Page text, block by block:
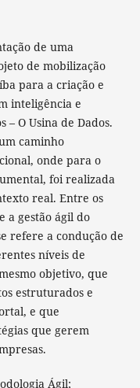
de uma
de mobilização
para a criação e
inteligência e
– O Usina de Dados.
caminho
onde para o
foi realizada
real. Entre os
a gestão ágil do
refere a condução de
níveis de
objetivo, que
estruturados e
e que
que gerem
Ágil;